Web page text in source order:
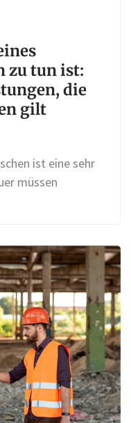
zu tun ist:
die
gilt
ist eine sehr
müssen